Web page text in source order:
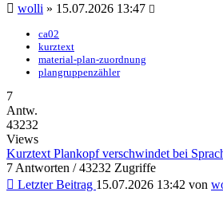
wolli » 15.07.2026 13:47
ca02
kurztext
material-plan-zuordnung
plangruppenzähler
7
Antw.
43232
Views
Kurztext Plankopf verschwindet bei
7 Antworten / 43232 Zugriffe
Letzter Beitrag 15.07.2026 13:42 von